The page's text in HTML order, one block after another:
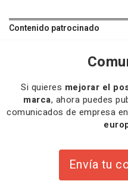
Contenido patrocinado
Si quieres mejorar el
marca, ahora puedes
comunicados de empresa
Envía tu